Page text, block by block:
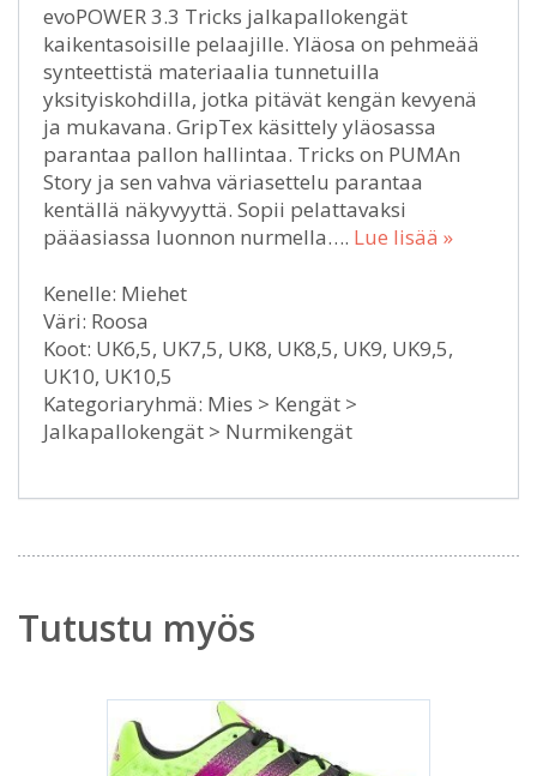
evoPOWER 3.3 Tricks jalkapallokengät
kaikentasoisille pelaajille. Yläosa on pehmeää
synteettistä materiaalia tunnetuilla
yksityiskohdilla, jotka pitävät kengän kevyenä
ja mukavana. GripTex käsittely yläosassa
parantaa pallon hallintaa. Tricks on PUMAn
Story ja sen vahva väriasettelu parantaa
kentällä näkyvyyttä. Sopii pelattavaksi
pääasiassa luonnon nurmella…. Lue lisää »
Kenelle: Miehet
Väri: Roosa
Koot: UK6,5, UK7,5, UK8, UK8,5, UK9, UK9,5,
UK10, UK10,5
Kategoriaryhmä: Mies > Kengät >
Jalkapallokengät > Nurmikengät
Tutustu myös